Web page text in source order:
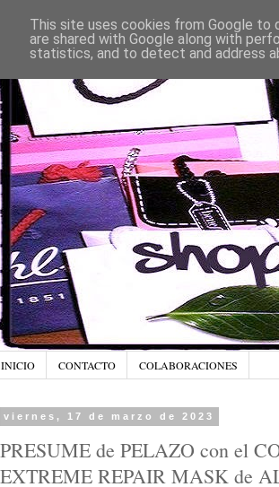
INICIO CONTACTO COLABORACIONES
viernes, 17 de marzo de 2023
PRESUME de PELAZO con el
EXTREME REPAIR MASK de
This site uses cookies from Google to
are shared with Google along with
statistics, and to detect and address